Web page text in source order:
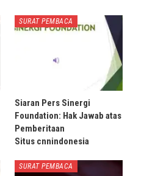
SURAT PEMBACA
Siaran Pers Sinergi
Foundation: Hak Jawab atas
Pemberitaan
Situs cnnindonesia
SURAT PEMBACA